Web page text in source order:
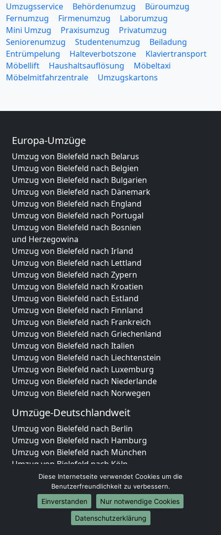
Umzugsservice Behördenumzug
Büroumzug
Fernumzug
Firmenumzug
Laborumzug
Mini Umzug
Praxisumzug
Privatumzug
Seniorenumzug
Studentenumzug
Beiladung
Entrümpelung
Halteverbotszone
Klaviertransport
Möbellift
Haushaltsauflösung
Möbeltaxi
Möbelmitfahrzentrale
Umzugskartons
Europa-Umzüge
Umzug von Bielefeld nach Belarus
Umzug von Bielefeld nach Belgien
Umzug von Bielefeld nach Bulgarien
Umzug von Bielefeld nach Dänemark
Umzug von Bielefeld nach England
Umzug von Bielefeld nach Portugal
Umzug von Bielefeld nach Bosnien
und Herzegowina
Umzug von Bielefeld nach Irland
Umzug von Bielefeld nach Lettland
Umzug von Bielefeld nach Zypern
Umzug von Bielefeld nach Kroatien
Umzug von Bielefeld nach Estland
Umzug von Bielefeld nach Finnland
Umzug von Bielefeld nach Frankreich
Umzug von Bielefeld nach Griechenland
Umzug von Bielefeld nach Italien
Umzug von Bielefeld nach Liechtenstein
Umzug von Bielefeld nach Luxemburg
Umzug von Bielefeld nach Niederlande
Umzug von Bielefeld nach Norwegen
Umzüge-Deutschlandweit
Umzug von Bielefeld nach Berlin
Umzug von Bielefeld nach Hamburg
Umzug von Bielefeld nach München
Umzug von Bielefeld nach Köln
Umzug von Bielefeld nach Frankfurt am Main
Umzug von Bielefeld nach Stuttgart
Umzug von Bielefeld nach Düsseldorf
Umzug von Bielefeld nach Leipzig
Umzug von Bielefeld nach Dortmund
Diese Internetseite verwendet Cookies um die
Benutzerfreundlichkeit zu verbessern.
Einverstanden
Nur notwendige Cookies
Datenschutzerklärung